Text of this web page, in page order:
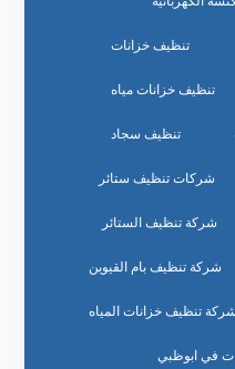
تنظيف خزانات
تنظيف خزانات مياه
تنظيف سجاد
شركات تنظيف ستائر
شركة تنظيف الستائر
شركة تنظيف بام القيوين
شركة تنظيف خزانات المياه
في ابوظبي